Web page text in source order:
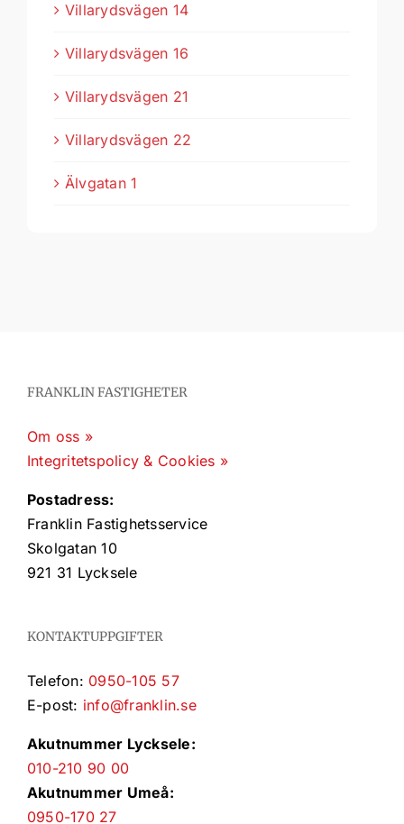
Villarydsvägen 14
Villarydsvägen 16
Villarydsvägen 21
Villarydsvägen 22
Älvgatan 1
FRANKLIN FASTIGHETER
Om oss »
Integritetspolicy & Cookies »
Postadress:
Franklin Fastighetsservice
Skolgatan 10
921 31 Lycksele
KONTAKTUPPGIFTER
Telefon: 0950-105 57
E-post: info@franklin.se
Akutnummer Lycksele:
010-210 90 00
Akutnummer Umeå:
0950-170 27